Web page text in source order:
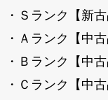
・Ｓランク【新
・Ａランク【中
・Ｂランク【中
・Ｃランク【中